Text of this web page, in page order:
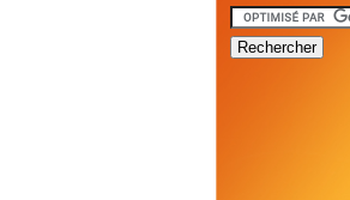
Rechercher